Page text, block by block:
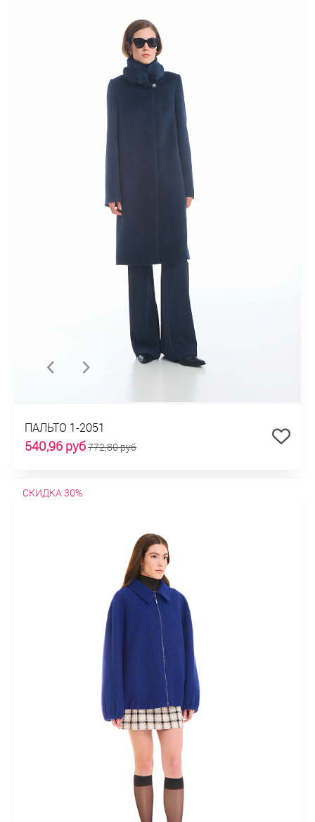
ПАЛЬТО 1-2051
540,96 руб772,80 руб
СКИДКА 30%